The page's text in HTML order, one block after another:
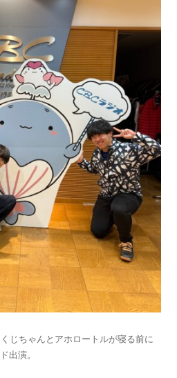
じちゃんとアホロートルが寝る前に
出演。